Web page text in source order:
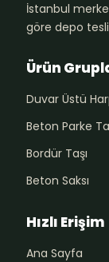
İstanbul
göre depo
Ürün
Duvar Üstü
Beton Parke
Bordür Taşı
Beton Saksı
Hızlı Erişim
Ana Sayfa